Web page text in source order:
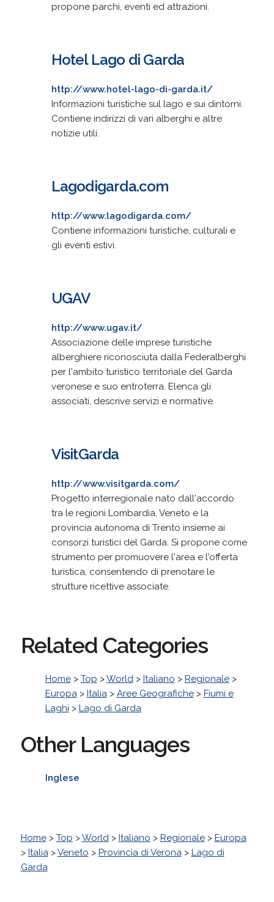
propone parchi, eventi ed attrazioni.
Hotel Lago di Garda
http://www.hotel-lago-di-garda.it/
Informazioni turistiche sul lago e sui dintorni.
Contiene indirizzi di vari alberghi e altre
notizie utili.
Lagodigarda.com
http://www.lagodigarda.com/
Contiene informazioni turistiche, culturali e
gli eventi estivi.
UGAV
http://www.ugav.it/
Associazione delle imprese turistiche
alberghiere riconosciuta dalla Federalberghi
per l'ambito turistico territoriale del Garda
veronese e suo entroterra. Elenca gli
associati, descrive servizi e normative.
VisitGarda
http://www.visitgarda.com/
Progetto interregionale nato dall'accordo
tra le regioni Lombardia, Veneto e la
provincia autonoma di Trento insieme ai
consorzi turistici del Garda. Si propone come
strumento per promuovere l'area e l'offerta
turistica, consentendo di prenotare le
strutture ricettive associate.
Related Categories
Home> Top >World> Italiano > Regionale>
Europa> Italia> Aree Geografiche> Fiumi e
Laghi > Lago di Garda
Other Languages
Inglese
Home> Top >World> Italiano > Regionale> Europa
> Italia>Veneto > Provincia di Verona> Lago di
Garda